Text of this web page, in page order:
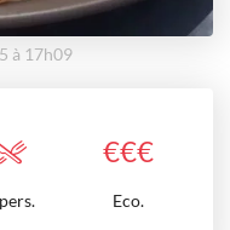
à 17h09
€€€
Eco.